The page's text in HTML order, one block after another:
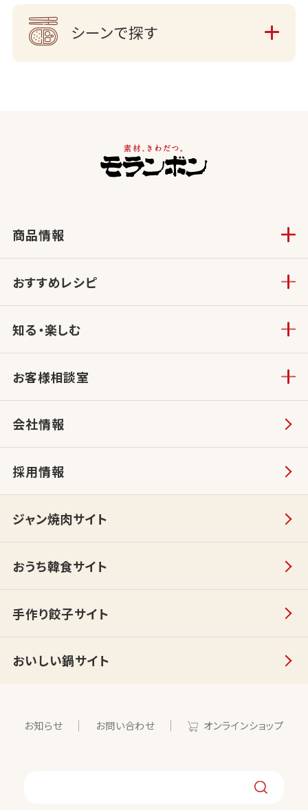
シーンで探す
商品情報
おすすめレシピ
知る・楽しむ
お客様相談室
会社情報
採用情報
ジャン焼肉サイト
おうち韓食サイト
手作り餃子サイト
おいしい鍋サイト
お知らせ お問い合わせ オンラインショップ